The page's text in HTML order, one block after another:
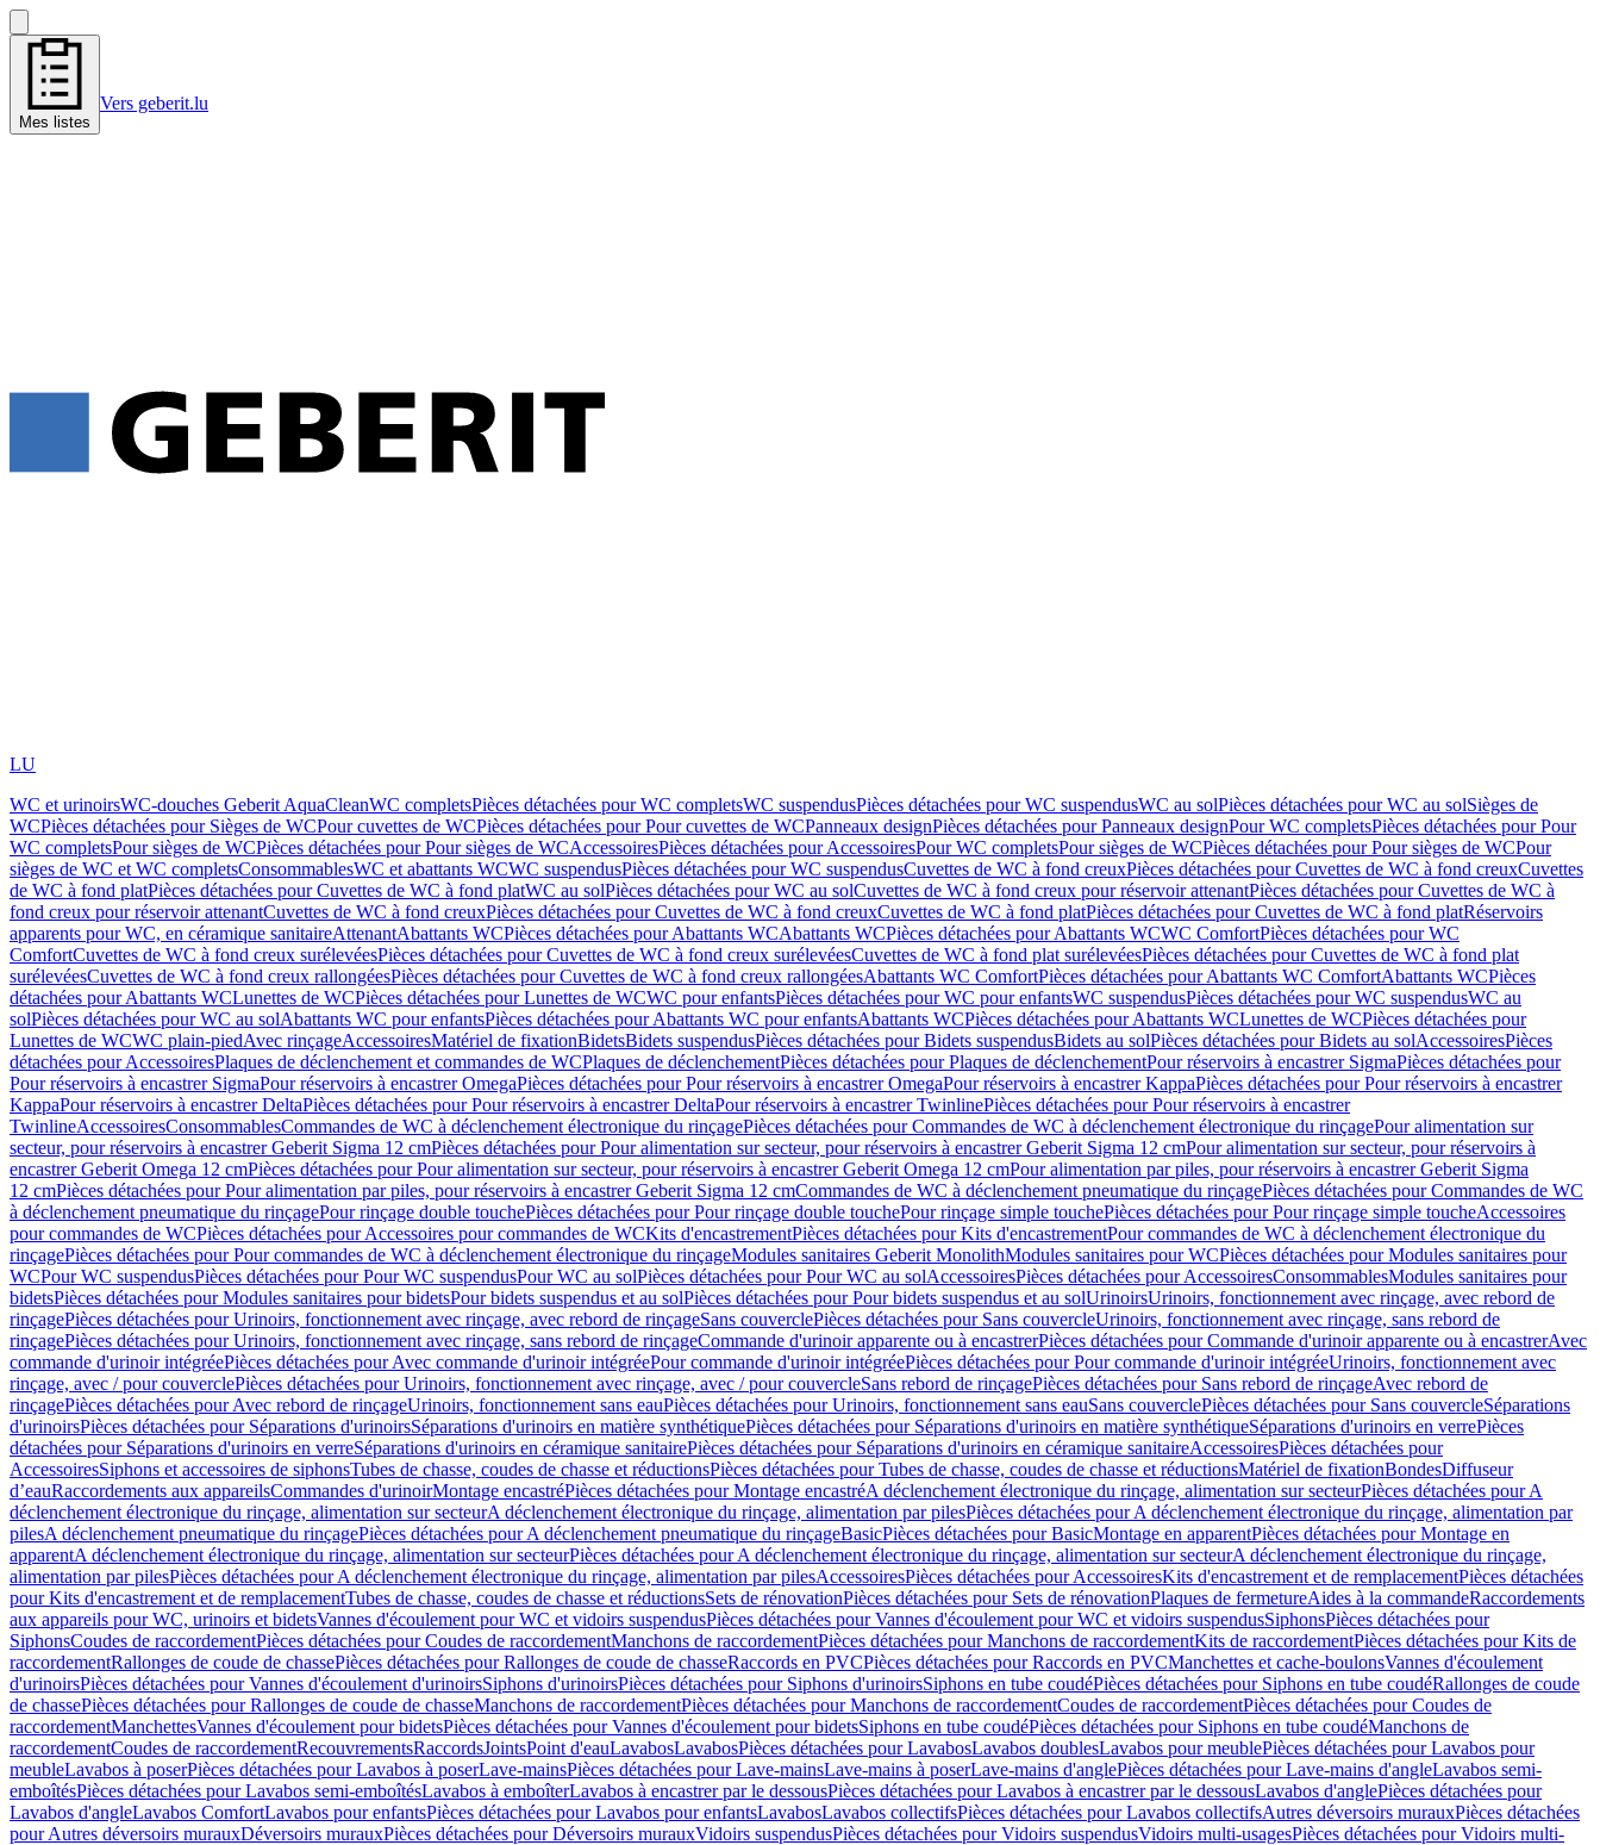
Mes listes
Vers geberit.lu
LU
WC et urinoirsWC-douches Geberit AquaCleanWC completsPièces détachées pour WC completsWC suspendusPièces détachées pour WC suspendusWC au solPièces détachées pour WC au solSièges de
WCPièces détachées pour Sièges de WCPour cuvettes de WCPièces détachées pour Pour cuvettes de WCPanneaux designPièces détachées pour Panneaux designPour WC completsPièces détachées pour Pour
WC completsPour sièges de WCPièces détachées pour Pour sièges de WCAccessoiresPièces détachées pour AccessoiresPour WC completsPour sièges de WCPièces détachées pour Pour sièges de WCPour
sièges de WC et WC completsConsommablesWC et abattants WCWC suspendusPièces détachées pour WC suspendusCuvettes de WC à fond creuxPièces détachées pour Cuvettes de WC à fond creuxCuvettes
de WC à fond platPièces détachées pour Cuvettes de WC à fond platWC au solPièces détachées pour WC au solCuvettes de WC à fond creux pour réservoir attenantPièces détachées pour Cuvettes de WC à
fond creux pour réservoir attenantCuvettes de WC à fond creuxPièces détachées pour Cuvettes de WC à fond creuxCuvettes de WC à fond platPièces détachées pour Cuvettes de WC à fond platRéservoirs
apparents pour WC, en céramique sanitaireAttenantAbattants WCPièces détachées pour Abattants WCAbattants WCPièces détachées pour Abattants WCWC ComfortPièces détachées pour WC
ComfortCuvettes de WC à fond creux surélevéesPièces détachées pour Cuvettes de WC à fond creux surélevéesCuvettes de WC à fond plat surélevéesPièces détachées pour Cuvettes de WC à fond plat
surélevéesCuvettes de WC à fond creux rallongéesPièces détachées pour Cuvettes de WC à fond creux rallongéesAbattants WC ComfortPièces détachées pour Abattants WC ComfortAbattants WCPièces
détachées pour Abattants WCLunettes de WCPièces détachées pour Lunettes de WCWC pour enfantsPièces détachées pour WC pour enfantsWC suspendusPièces détachées pour WC suspendusWC au
solPièces détachées pour WC au solAbattants WC pour enfantsPièces détachées pour Abattants WC pour enfantsAbattants WCPièces détachées pour Abattants WCLunettes de WCPièces détachées pour
Lunettes de WCWC plain-piedAvec rinçageAccessoiresMatériel de fixationBidetsBidets suspendusPièces détachées pour Bidets suspendusBidets au solPièces détachées pour Bidets au solAccessoiresPièces
détachées pour AccessoiresPlaques de déclenchement et commandes de WCPlaques de déclenchementPièces détachées pour Plaques de déclenchementPour réservoirs à encastrer SigmaPièces détachées pour
Pour réservoirs à encastrer SigmaPour réservoirs à encastrer OmegaPièces détachées pour Pour réservoirs à encastrer OmegaPour réservoirs à encastrer KappaPièces détachées pour Pour réservoirs à encastrer
KappaPour réservoirs à encastrer DeltaPièces détachées pour Pour réservoirs à encastrer DeltaPour réservoirs à encastrer TwinlinePièces détachées pour Pour réservoirs à encastrer
TwinlineAccessoiresConsommablesCommandes de WC à déclenchement électronique du rinçagePièces détachées pour Commandes de WC à déclenchement électronique du rinçagePour alimentation sur
secteur, pour réservoirs à encastrer Geberit Sigma 12 cmPièces détachées pour Pour alimentation sur secteur, pour réservoirs à encastrer Geberit Sigma 12 cmPour alimentation sur secteur, pour réservoirs à
encastrer Geberit Omega 12 cmPièces détachées pour Pour alimentation sur secteur, pour réservoirs à encastrer Geberit Omega 12 cmPour alimentation par piles, pour réservoirs à encastrer Geberit Sigma
12 cmPièces détachées pour Pour alimentation par piles, pour réservoirs à encastrer Geberit Sigma 12 cmCommandes de WC à déclenchement pneumatique du rinçagePièces détachées pour Commandes de WC
à déclenchement pneumatique du rinçagePour rinçage double touchePièces détachées pour Pour rinçage double touchePour rinçage simple touchePièces détachées pour Pour rinçage simple toucheAccessoires
pour commandes de WCPièces détachées pour Accessoires pour commandes de WCKits d'encastrementPièces détachées pour Kits d'encastrementPour commandes de WC à déclenchement électronique du
rinçagePièces détachées pour Pour commandes de WC à déclenchement électronique du rinçageModules sanitaires Geberit MonolithModules sanitaires pour WCPièces détachées pour Modules sanitaires pour
WCPour WC suspendusPièces détachées pour Pour WC suspendusPour WC au solPièces détachées pour Pour WC au solAccessoiresPièces détachées pour AccessoiresConsommablesModules sanitaires pour
bidetsPièces détachées pour Modules sanitaires pour bidetsPour bidets suspendus et au solPièces détachées pour Pour bidets suspendus et au solUrinoirsUrinoirs, fonctionnement avec rinçage, avec rebord de
rinçagePièces détachées pour Urinoirs, fonctionnement avec rinçage, avec rebord de rinçageSans couverclePièces détachées pour Sans couvercleUrinoirs, fonctionnement avec rinçage, sans rebord de
rinçagePièces détachées pour Urinoirs, fonctionnement avec rinçage, sans rebord de rinçageCommande d'urinoir apparente ou à encastrerPièces détachées pour Commande d'urinoir apparente ou à encastrerAvec
commande d'urinoir intégréePièces détachées pour Avec commande d'urinoir intégréePour commande d'urinoir intégréePièces détachées pour Pour commande d'urinoir intégréeUrinoirs, fonctionnement avec
rinçage, avec / pour couverclePièces détachées pour Urinoirs, fonctionnement avec rinçage, avec / pour couvercleSans rebord de rinçagePièces détachées pour Sans rebord de rinçageAvec rebord de
rinçagePièces détachées pour Avec rebord de rinçageUrinoirs, fonctionnement sans eauPièces détachées pour Urinoirs, fonctionnement sans eauSans couverclePièces détachées pour Sans couvercleSéparations
d'urinoirsPièces détachées pour Séparations d'urinoirsSéparations d'urinoirs en matière synthétiquePièces détachées pour Séparations d'urinoirs en matière synthétiqueSéparations d'urinoirs en verrePièces
détachées pour Séparations d'urinoirs en verreSéparations d'urinoirs en céramique sanitairePièces détachées pour Séparations d'urinoirs en céramique sanitaireAccessoiresPièces détachées pour
AccessoiresSiphons et accessoires de siphonsTubes de chasse, coudes de chasse et réductionsPièces détachées pour Tubes de chasse, coudes de chasse et réductionsMatériel de fixationBondesDiffuseur
d’eauRaccordements aux appareilsCommandes d'urinoirMontage encastréPièces détachées pour Montage encastréA déclenchement électronique du rinçage, alimentation sur secteurPièces détachées pour A
déclenchement électronique du rinçage, alimentation sur secteurA déclenchement électronique du rinçage, alimentation par pilesPièces détachées pour A déclenchement électronique du rinçage, alimentation par
pilesA déclenchement pneumatique du rinçagePièces détachées pour A déclenchement pneumatique du rinçageBasicPièces détachées pour BasicMontage en apparentPièces détachées pour Montage en
apparentA déclenchement électronique du rinçage, alimentation sur secteurPièces détachées pour A déclenchement électronique du rinçage, alimentation sur secteurA déclenchement électronique du rinçage,
alimentation par pilesPièces détachées pour A déclenchement électronique du rinçage, alimentation par pilesAccessoiresPièces détachées pour AccessoiresKits d'encastrement et de remplacementPièces détachées
pour Kits d'encastrement et de remplacementTubes de chasse, coudes de chasse et réductionsSets de rénovationPièces détachées pour Sets de rénovationPlaques de fermetureAides à la commandeRaccordements
aux appareils pour WC, urinoirs et bidetsVannes d'écoulement pour WC et vidoirs suspendusPièces détachées pour Vannes d'écoulement pour WC et vidoirs suspendusSiphonsPièces détachées pour
SiphonsCoudes de raccordementPièces détachées pour Coudes de raccordementManchons de raccordementPièces détachées pour Manchons de raccordementKits de raccordementPièces détachées pour Kits de
raccordementRallonges de coude de chassePièces détachées pour Rallonges de coude de chasseRaccords en PVCPièces détachées pour Raccords en PVCManchettes et cache-boulonsVannes d'écoulement
d'urinoirsPièces détachées pour Vannes d'écoulement d'urinoirsSiphons d'urinoirsPièces détachées pour Siphons d'urinoirsSiphons en tube coudéPièces détachées pour Siphons en tube coudéRallonges de coude
de chassePièces détachées pour Rallonges de coude de chasseManchons de raccordementPièces détachées pour Manchons de raccordementCoudes de raccordementPièces détachées pour Coudes de
raccordementManchettesVannes d'écoulement pour bidetsPièces détachées pour Vannes d'écoulement pour bidetsSiphons en tube coudéPièces détachées pour Siphons en tube coudéManchons de
raccordementCoudes de raccordementRecouvrementsRaccordsJointsPoint d'eauLavabosLavabosPièces détachées pour LavabosLavabos doublesLavabos pour meublePièces détachées pour Lavabos pour
meubleLavabos à poserPièces détachées pour Lavabos à poserLave-mainsPièces détachées pour Lave-mainsLave-mains à poserLave-mains d'anglePièces détachées pour Lave-mains d'angleLavabos semi-
emboîtésPièces détachées pour Lavabos semi-emboîtésLavabos à emboîterLavabos à encastrer par le dessousPièces détachées pour Lavabos à encastrer par le dessousLavabos d'anglePièces détachées pour
Lavabos d'angleLavabos ComfortLavabos pour enfantsPièces détachées pour Lavabos pour enfantsLavabosLavabos collectifsPièces détachées pour Lavabos collectifsAutres déversoirs murauxPièces détachées
pour Autres déversoirs murauxDéversoirs murauxPièces détachées pour Déversoirs murauxVidoirs suspendusPièces détachées pour Vidoirs suspendusVidoirs multi-usagesPièces détachées pour Vidoirs multi-